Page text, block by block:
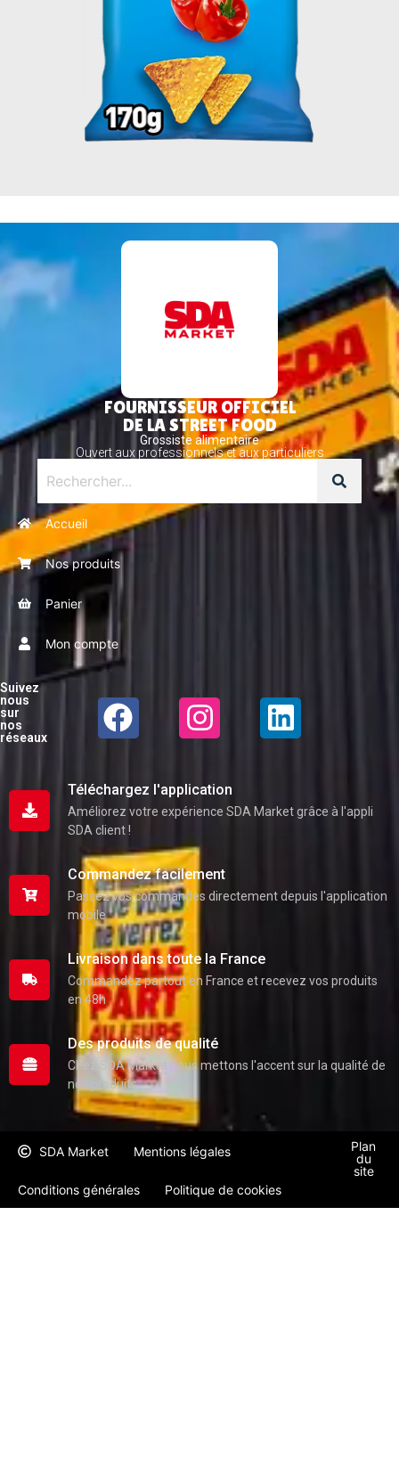
FOURNISSEUR OFFICIEL
DE LA STREET FOOD
Grossiste alimentaire
Ouvert aux professionnels et aux particuliers
Accueil
Nos produits
Panier
Mon compte
Téléchargez l'application
Améliorez votre expérience SDA Market grâce à l'appli
SDA client !
Commandez facilement
Passez vos commandes directement depuis l'application
mobile
Livraison dans toute la France
Commandez partout en France et recevez vos produits
en 48h
Des produits de qualité
Chez SDA Market nous mettons l'accent sur la qualité de
nos produits
Suivez
nous
sur
nos
réseaux
SDA Market Mentions légales
Conditions générales Politique de cookies
Plan
du
site